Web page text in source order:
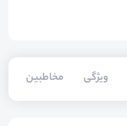
ویژگی مخاطبین